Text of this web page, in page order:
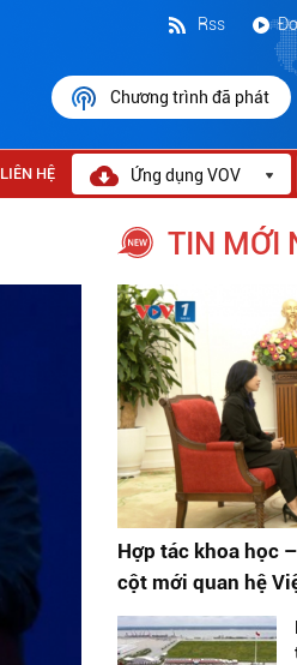
Rss
Chương trình đã phát
LIÊN HỆ Ứng dụng VOV
TIN MỚI
Hợp tác khoa học
cột mới quan hệ